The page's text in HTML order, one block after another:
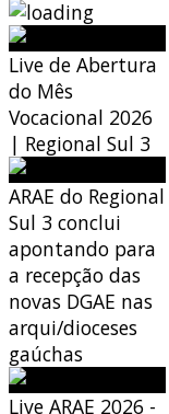
Live de Abertura
do Mês
Vocacional 2026
| Regional Sul 3
ARAE do Regional
Sul 3 conclui
apontando para
a recepção das
novas DGAE nas
arqui/dioceses
gaúchas
Live ARAE 2026 -